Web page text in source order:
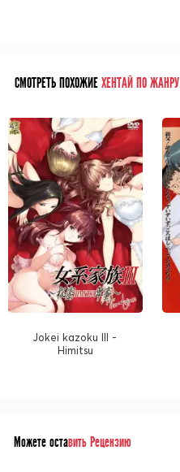
СМОТРЕТЬ ПОХОЖИЕХЕНТАЙ ПО ЖАНРУ
Jokei kazoku III -
Himitsu
Можете оставить Рецензию